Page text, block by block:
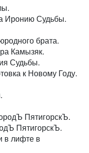
Иронию Судьбы.
брата.
Камызяк.
Судьбы.
к Новому Году.
ПятигорскЪ.
ПятигорскЪ.
в лифте в